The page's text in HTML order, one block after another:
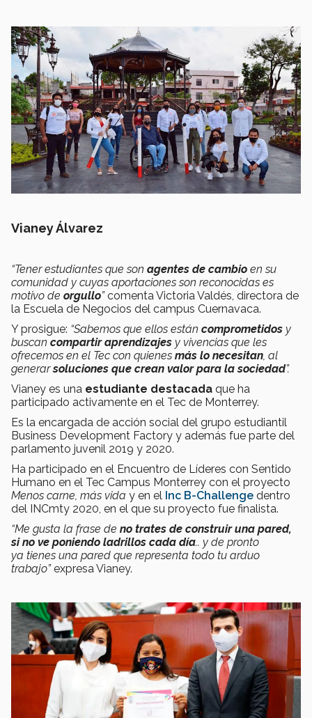
Vianey Álvarez
“Tener estudiantes que son agentes de cambio en su
comunidad y cuyas aportaciones son reconocidas es
motivo de orgullo” comenta Victoria Valdés, directora de
la Escuela de Negocios del campus Cuernavaca.
Y prosigue: “Sabemos que ellos están comprometidos y
buscan compartiraprendizajes y vivencias que les
ofrecemos en el Tec con quienes más lo necesitan , al
generarsoluciones que crean valor para la sociedad”.
Vianey es una estudiante destacada que ha
participado activamente en el Tec de Monterrey.
Es la encargada de acción social del grupo estudiantil
Business Development Factory y además fue parte del
parlamento juvenil 2019 y 2020.
Ha participado en el Encuentro de Líderes con Sentido
Humano en el Tec Campus Monterrey con el proyecto
Menos carne, más vida y en el Inc B-Challenge dentro
del INCmty 2020, en el que su proyecto fue finalista.
“Me gusta la frase de no trates de construir una pared,
si no ve poniendo ladrillos cada día.. y de pronto
ya tienes una pared que representa todo tu arduo
trabajo”expresa Vianey.